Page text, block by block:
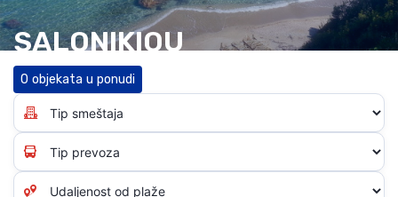
SALONIKIOU
0 objekata u ponudi